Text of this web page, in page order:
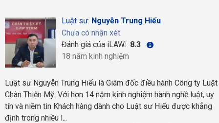
Luật sư: Nguyễn Trung Hiếu
Chưa có nhận xét
Đánh giá của iLAW: 8.3
18 năm kinh nghiệm
Luật sư Nguyễn Trung Hiếu là Giám đốc điều hành Công ty Luật
Chân Thiện Mỹ. Với hơn 14 năm kinh nghiệm hành nghề luật, uy
tín và niềm tin Khách hàng dành cho Luật sư Hiếu được khẳng
định trong nhiều l...